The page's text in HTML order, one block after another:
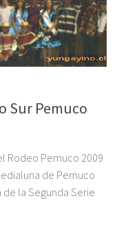
Sur Pemuco
Rodeo Pemuco 2009
de Pemuco
de la Segunda Serie